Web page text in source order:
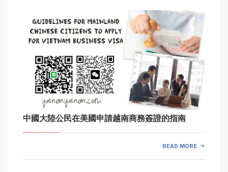
中國大陸公民在美國申請越南商務簽證的指南
READ MORE